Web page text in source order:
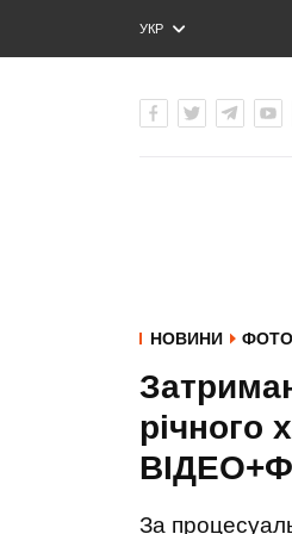
УКР
ENG
НОВИНИ ФОТО
річного
За